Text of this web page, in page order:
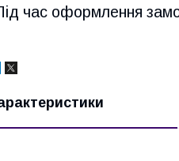
час оформлення